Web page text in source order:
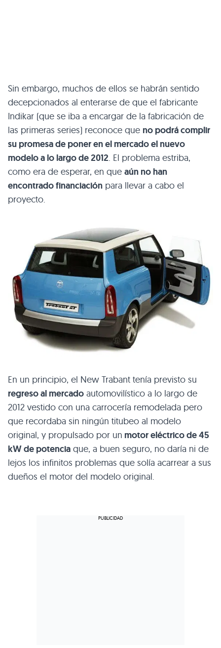
Sin embargo, muchos de ellos se habrán sentido
decepcionados al enterarse de que el fabricante
Indikar (que se iba a encargar de la fabricación de
las primeras series) reconoce que no podrá complir
su promesa de poner en el mercado el nuevo
modelo a lo largo de 2012. El problema estriba,
como era de esperar, en que aún no han
encontrado financiación para llevar a cabo el
proyecto.
En un principio, el New Trabant tenía previsto su
regreso al mercado automovilístico a lo largo de
2012 vestido con una carrocería remodelada pero
que recordaba sin ningún titubeo al modelo
original, y propulsado por un motor eléctrico de 45
kW de potencia que, a buen seguro, no daría ni de
lejos los infinitos problemas que solía acarrear a sus
dueños el motor del modelo original.